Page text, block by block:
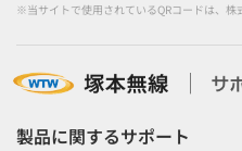
※当サイトで使用されているQRコードは、株
製品に関するサポート